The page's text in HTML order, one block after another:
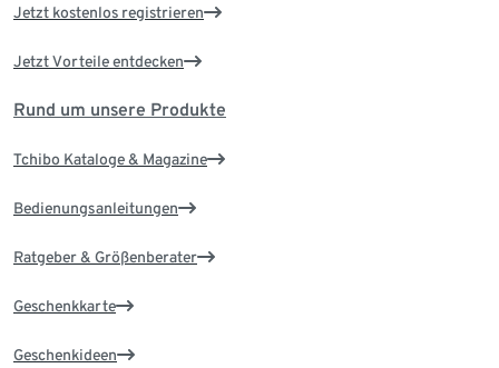
Jetzt kostenlos registrieren
Jetzt Vorteile entdecken
Rund um unsere Produkte
Tchibo Kataloge & Magazine
Bedienungsanleitungen
Ratgeber & Größenberater
Geschenkkarte
Geschenkideen